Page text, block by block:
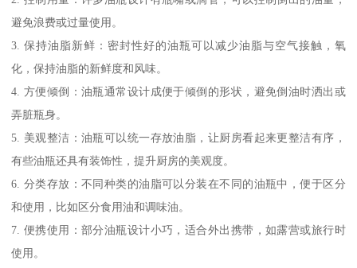
避免浪费或过量使用。
3. 保持油脂新鲜：密封性好的油瓶可以减少油脂与空气接触，氧
化，保持油脂的新鲜度和风味。
4. 方便倾倒：油瓶通常设计成便于倾倒的形状，避免倒油时洒出或
弄脏瓶身。
5. 美观整洁：油瓶可以统一存放油脂，让厨房看起来更整洁有序，
有些油瓶还具有装饰性，提升厨房的美观度。
6. 分类存放：不同种类的油脂可以分装在不同的油瓶中，便于区分
和使用，比如区分食用油和调味油。
7. 便携使用：部分油瓶设计小巧，适合外出携带，如露营或旅行时
使用。